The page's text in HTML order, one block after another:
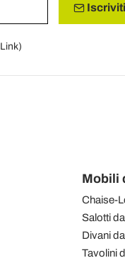
Iscriviti
Link)
Mobili
Chaise-
Salotti
Divani
Tavolini